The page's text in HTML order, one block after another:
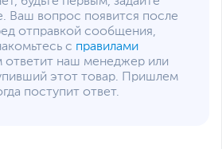
Ваш вопрос появится после
отправкой сообщения,
с правилами
ответит наш менеджер или
этот товар. Пришлем
поступит ответ.